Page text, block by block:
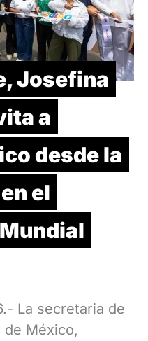
Josefina
a
desde la
el
La secretaria de
de México,